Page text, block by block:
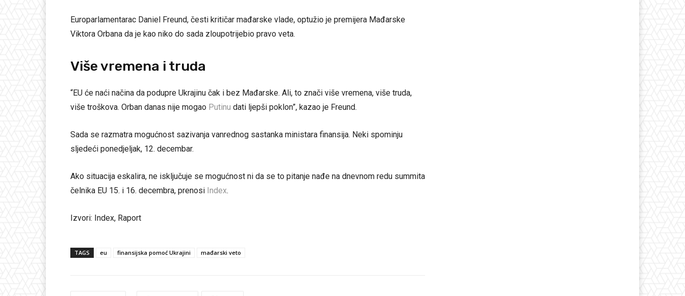
Europarlamentarac Daniel Freund, česti kritičar mađarske vlade, optužio je premijera Mađarske
Viktora Orbana da je kao niko do sada zloupotrijebio pravo veta.
Više vremena i truda
“EU će naći načina da podupre Ukrajinu čak i bez Mađarske. Ali, to znači više vremena, više truda,
više troškova. Orban danas nije mogao Putinu dati ljepši poklon”, kazao je Freund.
Sada se razmatra mogućnost sazivanja vanrednog sastanka ministara finansija. Neki spominju
sljedeći ponedjeljak, 12. decembar.
Ako situacija eskalira, ne isključuje se mogućnost ni da se to pitanje nađe na dnevnom redu summita
čelnika EU 15. i 16. decembra, prenosi Index.
Izvori: Index, Raport
TAGS eu finansijska pomoć Ukrajini mađarski veto